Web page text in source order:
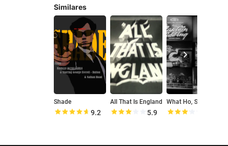
Similares
Shade
9.2
All That Is England
5.9